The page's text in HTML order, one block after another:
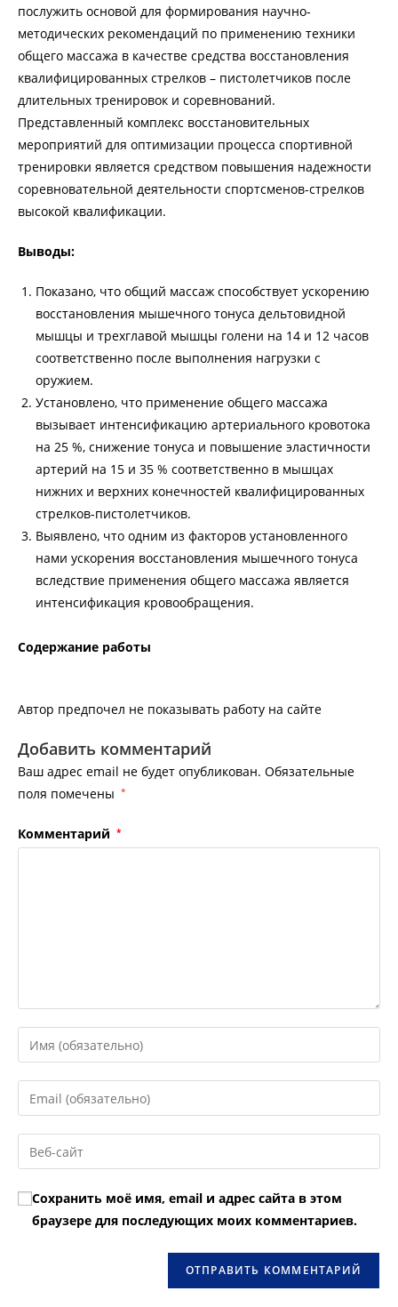
послужить основой для формирования научно-
методических рекомендаций по применению техники
общего массажа в качестве средства восстановления
квалифицированных стрелков – пистолетчиков после
длительных тренировок и соревнований.
Представленный комплекс восстановительных
мероприятий для оптимизации процесса спортивной
тренировки является средством повышения надежности
соревновательной деятельности спортсменов-стрелков
высокой квалификации.
Выводы:
Показано, что общий массаж способствует ускорению
восстановления мышечного тонуса дельтовидной
мышцы и трехглавой мышцы голени на 14 и 12 часов
соответственно после выполнения нагрузки с
оружием.
Установлено, что применение общего массажа
вызывает интенсификацию артериального кровотока
на 25 %, снижение тонуса и повышение эластичности
артерий на 15 и 35 % соответственно в мышцах
нижних и верхних конечностей квалифицированных
стрелков-пистолетчиков.
Выявлено, что одним из факторов установленного
нами ускорения восстановления мышечного тонуса
вследствие применения общего массажа является
интенсификация кровообращения.
Содержание работы
Автор предпочел не показывать работу на сайте
Добавить комментарий
Ваш адрес email не будет опубликован. Обязательные
поля помечены *
Комментарий *
Введите
свое
имя
или
пользователя,
чтобы
прокомментировать
Введите
свой
email-
адрес,
прокомментировать
Введите
URL
вашего
веб-
сайта
Сохранить моё имя, email и адрес сайта в этом
браузере для последующих моих комментариев.